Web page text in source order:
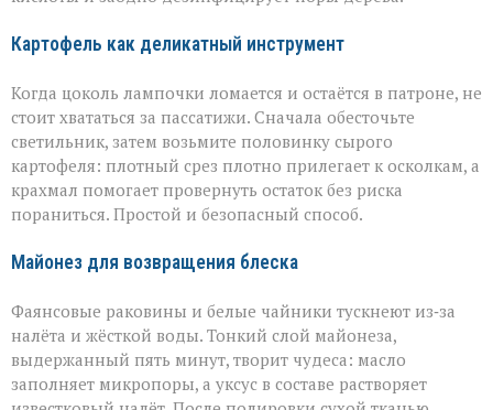
Картофель как деликатный инструмент
Когда цоколь лампочки ломается и остаётся в патроне, не
стоит хвататься за пассатижи. Сначала обесточьте
светильник, затем возьмите половинку сырого
картофеля: плотный срез плотно прилегает к осколкам, а
крахмал помогает провернуть остаток без риска
пораниться. Простой и безопасный способ.
Майонез для возвращения блеска
Фаянсовые раковины и белые чайники тускнеют из‑за
налёта и жёсткой воды. Тонкий слой майонеза,
выдержанный пять минут, творит чудеса: масло
заполняет микропоры, а уксус в составе растворяет